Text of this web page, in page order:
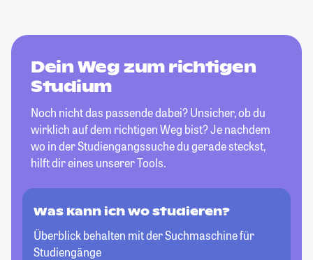
Dein Weg zum richtigen
Studium
Noch nicht das passende dabei? Unsicher, ob du
wirklich auf dem richtigen Weg bist? Je nachdem
wo in der Studiengangssuche du gerade steckst,
hilft dir eines unserer Tools.
Was kann ich wo studieren?
Überblick behalten mit der Suchmaschine für
Studiengänge